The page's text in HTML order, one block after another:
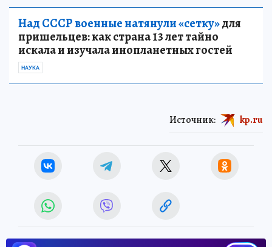
Над СССР военные натянули «сетку»для
пришельцев: как страна 13 лет тайно
искала и изучала инопланетных гостей
НАУКА
Источник: kp.ru